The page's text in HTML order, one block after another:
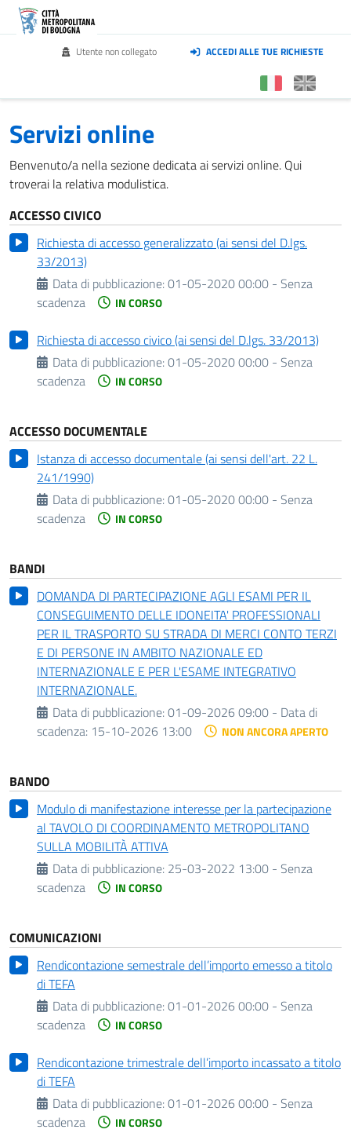
Utente non collegato ACCEDI ALLE TUE RICHIESTE
Servizi online
Benvenuto/a nella sezione dedicata ai servizi online. Qui
troverai la relativa modulistica.
ACCESSO CIVICO
Richiesta di accesso generalizzato (ai sensi del D.lgs.
33/2013)
Data di pubblicazione:01-05-2020 00:00 - Senza
scadenza
IN CORSO
Richiesta di accesso civico (ai sensi del D.lgs. 33/2013)
Data di pubblicazione:01-05-2020 00:00 - Senza
scadenza
IN CORSO
ACCESSO DOCUMENTALE
Istanza di accesso documentale (ai sensi dell'art. 22 L.
241/1990)
Data di pubblicazione:01-05-2020 00:00 - Senza
scadenza
IN CORSO
BANDI
DOMANDA DI PARTECIPAZIONE AGLI ESAMI PER IL
CONSEGUIMENTO DELLE IDONEITA' PROFESSIONALI
PER IL TRASPORTO SU STRADA DI MERCI CONTO TERZI
E DI PERSONE IN AMBITO NAZIONALE ED
INTERNAZIONALE E PER L'ESAME INTEGRATIVO
INTERNAZIONALE.
Data di pubblicazione:01-09-2026 09:00 - Data di
scadenza: 15-10-2026 13:00 NON ANCORA APERTO
BANDO
Modulo di manifestazione interesse per la partecipazione
al TAVOLO DI COORDINAMENTO METROPOLITANO
SULLA MOBILITÀ ATTIVA
Data di pubblicazione: 25-03-2022 13:00 - Senza
scadenza
IN CORSO
COMUNICAZIONI
Rendicontazione semestrale dell’importo emesso a titolo
di TEFA
Data di pubblicazione:01-01-2026 00:00 - Senza
scadenza
IN CORSO
Rendicontazione trimestrale dell’importo incassato a titolo
di TEFA
Data di pubblicazione:01-01-2026 00:00 - Senza
scadenza
IN CORSO